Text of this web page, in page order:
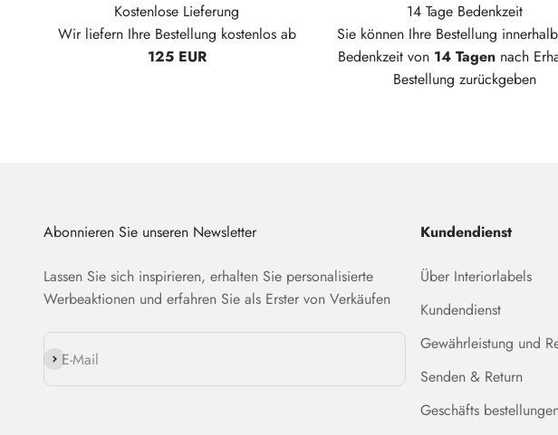
Kostenlose Lieferung
Wir liefern Ihre Bestellung kostenlos ab
125 EUR
14 Tage Bedenkzeit
Sie können Ihre Bestellung
Bedenkzeit von 14 Tagennach
Bestellung zurückgeben
Abonnieren Sie unseren Newsletter
Lassen Sie sich inspirieren, erhalten Sie personalisierte
Werbeaktionen und erfahren Sie als Erster von Verkäufen
E-Mail
Abonnieren
Kundendienst
Über Interiorlabels
Kundendienst
Gewährleistung und
Senden & Return
Geschäfts